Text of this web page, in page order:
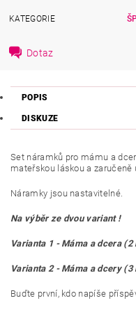
KATEGORIE
Dotaz
POPIS
DISKUZE
Set náramků pro mámu a
mateřskou láskou a
Náramky jsou nastavitelné.
Na výběr ze dvou variant !
Varianta 1 - Máma a dcera
Varianta 2 - Máma a dcery
Buďte první, kdo napíše